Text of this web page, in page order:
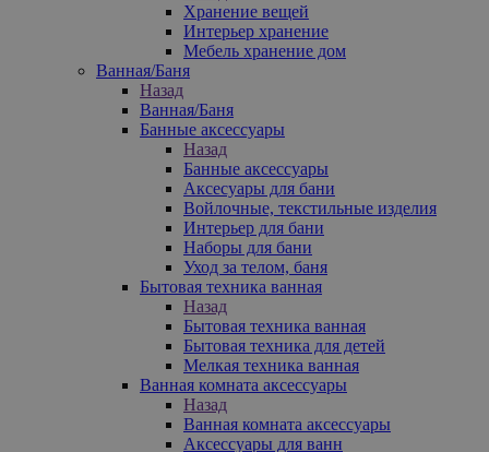
Хранение вещей
Интерьер хранение
Мебель хранение дом
Ванная/Баня
Назад
Ванная/Баня
Банные аксессуары
Назад
Банные аксессуары
Аксесуары для бани
Войлочные, текстильные изделия
Интерьер для бани
Наборы для бани
Уход за телом, баня
Бытовая техника ванная
Назад
Бытовая техника ванная
Бытовая техника для детей
Мелкая техника ванная
Ванная комната аксессуары
Назад
Ванная комната аксессуары
Аксессуары для ванн